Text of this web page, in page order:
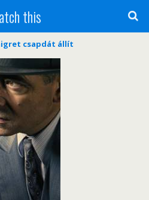
this
csapdát állít